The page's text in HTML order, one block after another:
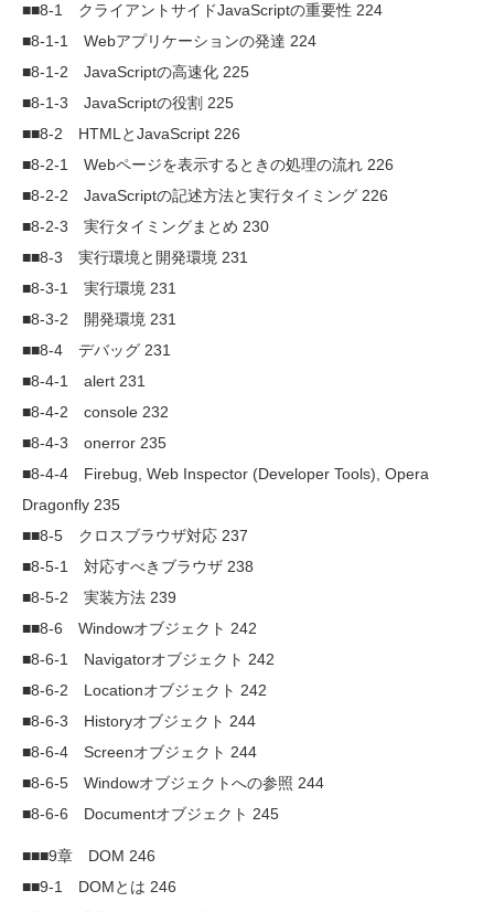
■■8-1 クライアントサイドJavaScriptの重要性 224
■8-1-1 Webアプリケーションの発達 224
■8-1-2 JavaScriptの高速化 225
■8-1-3 JavaScriptの役割 225
■■8-2 HTMLとJavaScript 226
■8-2-1 Webページを表示するときの処理の流れ 226
■8-2-2 JavaScriptの記述方法と実行タイミング 226
■8-2-3 実行タイミングまとめ 230
■■8-3 実行環境と開発環境 231
■8-3-1 実行環境 231
■8-3-2 開発環境 231
■■8-4 デバッグ 231
■8-4-1 alert 231
■8-4-2 console 232
■8-4-3 onerror 235
■8-4-4 Firebug, Web Inspector (Developer Tools), Opera
Dragonfly 235
■■8-5 クロスブラウザ対応 237
■8-5-1 対応すべきブラウザ 238
■8-5-2 実装方法 239
■■8-6 Windowオブジェクト 242
■8-6-1 Navigatorオブジェクト 242
■8-6-2 Locationオブジェクト 242
■8-6-3 Historyオブジェクト 244
■8-6-4 Screenオブジェクト 244
■8-6-5 Windowオブジェクトへの参照 244
■8-6-6 Documentオブジェクト 245
■■■9章 DOM 246
■■9-1 DOMとは 246